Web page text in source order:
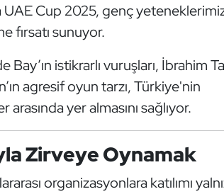
Cup 2025, genç
fırsatı sunuyor.
Bay’ın istikrarlı vuruşları, İbrahim
agresif oyun tarzı, Türkiye'nin
yer almasını sağlıyor.
Zirveye Oynamak
organizasyonlara katılımı